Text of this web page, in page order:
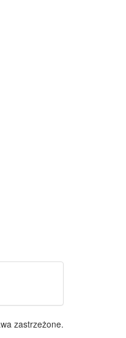
zastrzeżone.